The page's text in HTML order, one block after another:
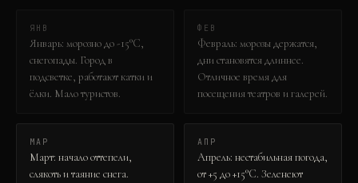
ЯНВ
Январь: морозно до -15°C,
снегопады. Город в
подсветке, работают катки и
ёлки. Мало туристов.
ФЕВ
Февраль: морозы держатся,
дни становятся длиннее.
Отличное время для
посещения театров и галерей.
МАР
Март: начало оттепели,
слякоть и таяние снега.
АПР
Апрель: нестабильная погода,
от +5 до +15°C. Зеленеют